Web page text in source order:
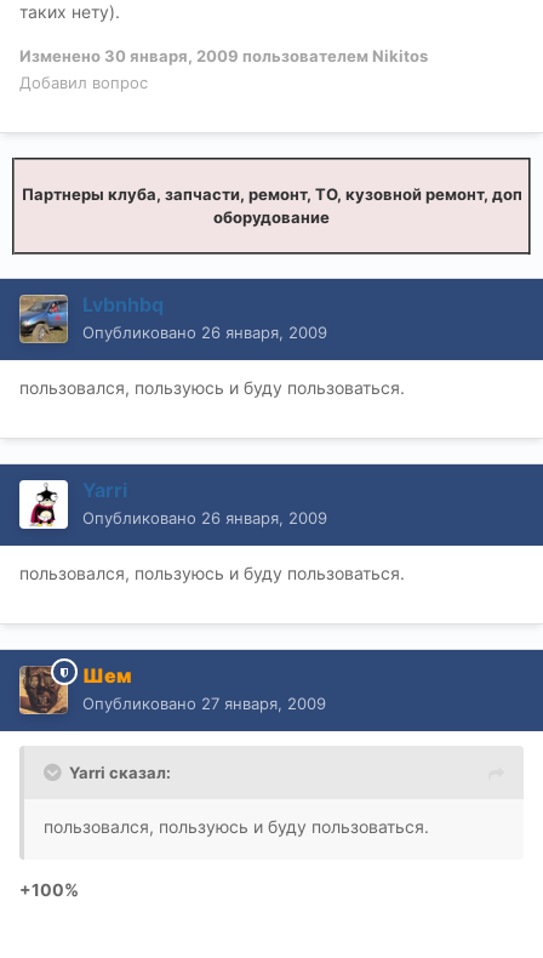
таких нету).
Изменено 30 января, 2009 пользователем Nikitos
Добавил вопрос
Партнеры клуба, запчасти, ремонт, ТО, кузовной ремонт, доп
оборудование
Lvbnhbq
Опубликовано 26 января, 2009
пользовался, пользуюсь и буду пользоваться.
Yarri
Опубликовано 26 января, 2009
пользовался, пользуюсь и буду пользоваться.
Шем
Опубликовано 27 января, 2009
Yarri сказал:
пользовался, пользуюсь и буду пользоваться.
+100%